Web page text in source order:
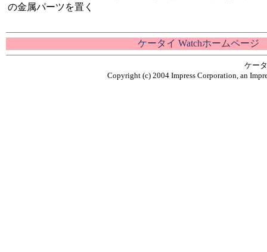
の金属パーツを置く
ケータイ Watchホームページ
ケー
Copyright (c) 2004 Impress Corporation, an